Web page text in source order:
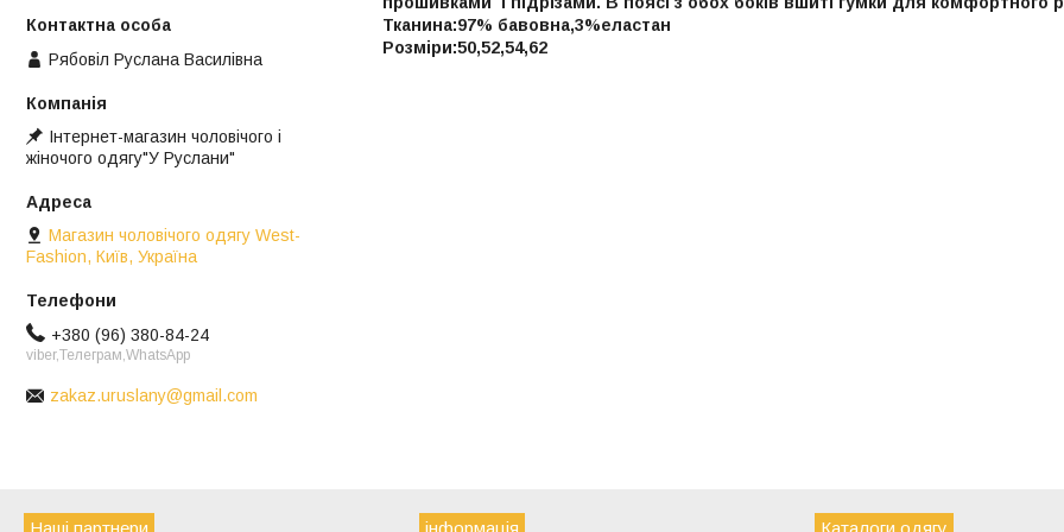
Тканина:97% бавовна,3%еластан
Розміри:50,52,54,62
Рябовіл Руслана Василівна
Інтернет-магазин чоловічого і
жіночого одягу"У Руслани"
Магазин чоловічого одягу West-
Fashion, Київ, Україна
+380 (96) 380-84-24
viber,Телеграм,WhatsApp
zakaz.uruslany@gmail.com